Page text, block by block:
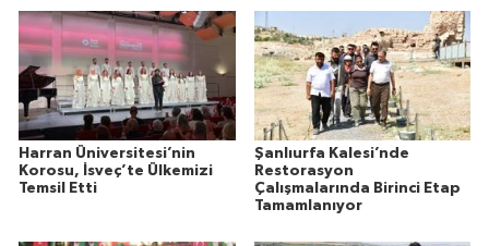
Harran Üniversitesi’nin
Korosu, İsveç’te Ülkemizi
Temsil Etti
Şanlıurfa Kalesi’nde
Restorasyon
Çalışmalarında Birinci Etap
Tamamlanıyor